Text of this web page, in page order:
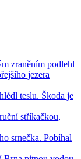
zraněním podlehl
jezera
teslu. Škoda je
stříkačkou,
srnečka. Pobíhal